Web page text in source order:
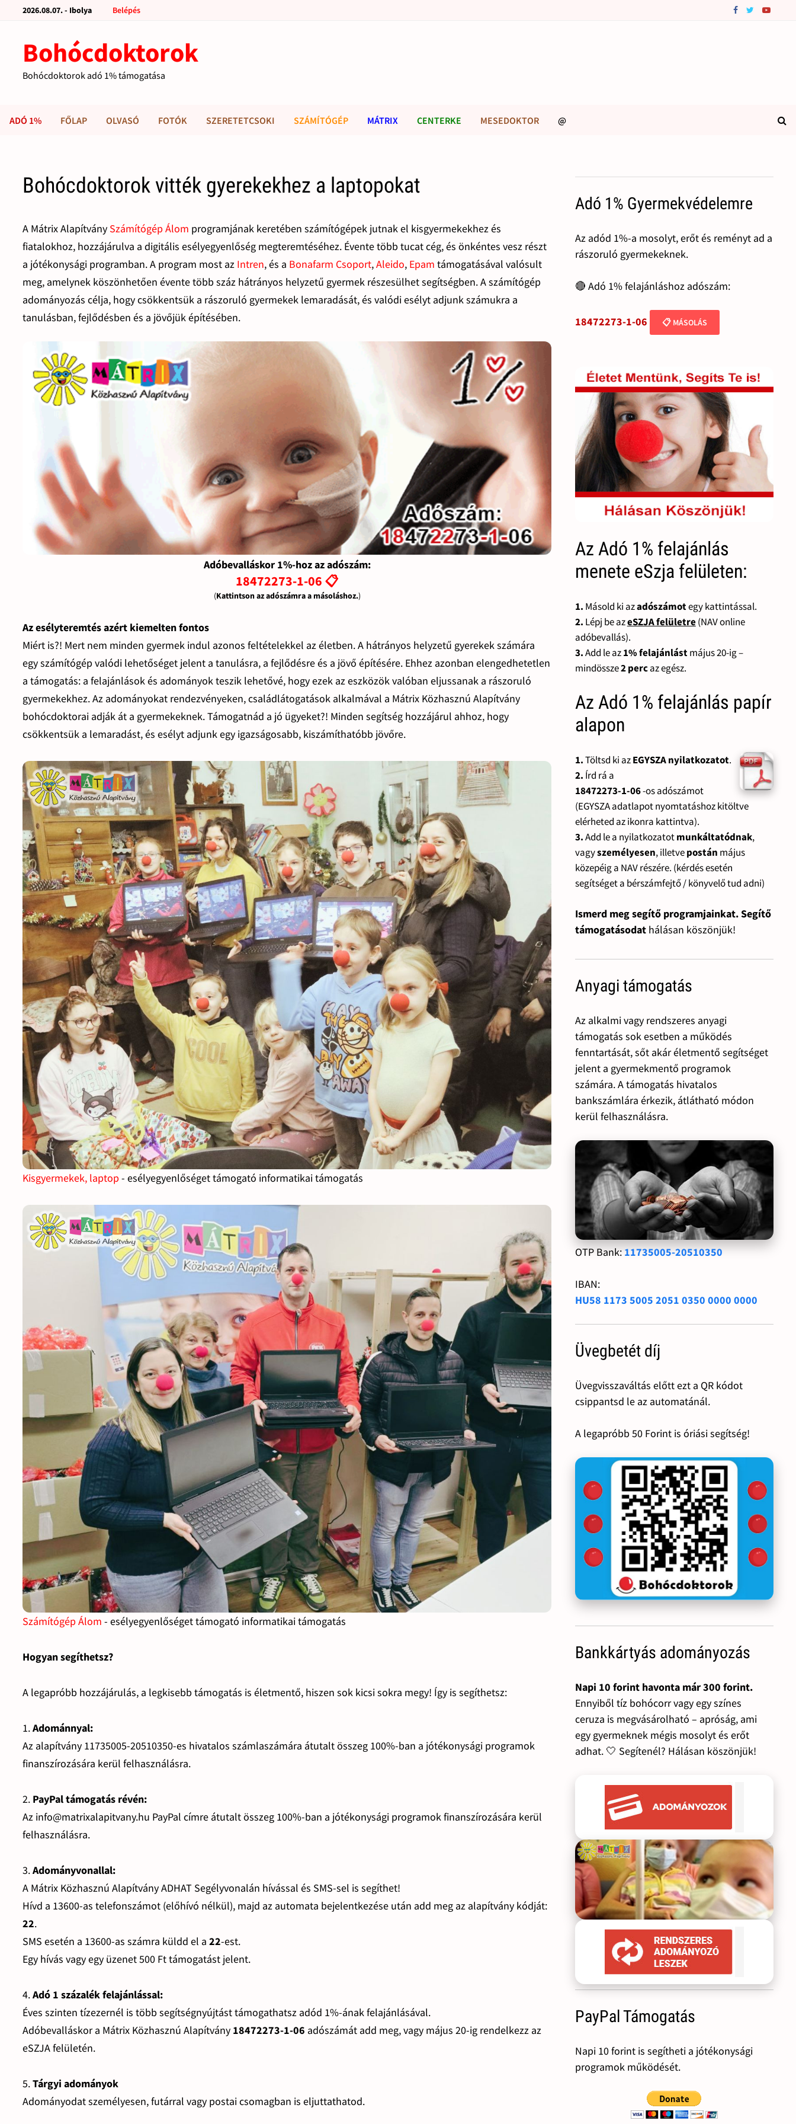
2026.08.07. - Ibolya Belépés
Bohócdoktorok
Bohócdoktorok adó 1% támogatása
ADÓ 1% FŐLAP OLVASÓ FOTÓK SZERETETCSOKI SZÁMÍTÓGÉP MÁTRIX CENTERKE MESEDOKTOR @
Bohócdoktorok vitték gyerekekhez a laptopokat
A Mátrix Alapítvány Számítógép Álom programjának keretében számítógépek jutnak el kisgyermekekhez és
fiatalokhoz, hozzájárulva a digitális esélyegyenlőség megteremtéséhez. Évente több tucat cég, és önkéntes vesz részt
a jótékonysági programban. A program most az Intren, és a Bonafarm Csoport,Aleido, Epam támogatásával valósult
meg, amelynek köszönhetően évente több száz hátrányos helyzetű gyermek részesülhet segítségben. A számítógép
adományozás célja, hogy csökkentsük a rászoruló gyermekek lemaradását, és valódi esélyt adjunk számukra a
tanulásban, fejlődésben és a jövőjük építésében.
Adóbevalláskor 1%-hoz az adószám:
18472273-1-06 📋
(Kattintson az adószámra a másoláshoz.)
Az esélyteremtés azért kiemelten fontos
Miért is?! Mert nem minden gyermek indul azonos feltételekkel az életben. A hátrányos helyzetű gyerekek számára
egy számítógép valódi lehetőséget jelent a tanulásra, a fejlődésre és a jövő építésére. Ehhez azonban elengedhetetlen
a támogatás: a felajánlások és adományok teszik lehetővé, hogy ezek az eszközök valóban eljussanak a rászoruló
gyermekekhez. Az adományokat rendezvényeken, családlátogatások alkalmával a Mátrix Közhasznú Alapítvány
bohócdoktorai adják át a gyermekeknek. Támogatnád a jó ügyeket?! Minden segítség hozzájárul ahhoz, hogy
csökkentsük a lemaradást, és esélyt adjunk egy igazságosabb, kiszámíthatóbb jövőre.
Kisgyermekek, laptop- esélyegyenlőséget támogató informatikai támogatás
Számítógép Álom - esélyegyenlőséget támogató informatikai támogatás
Hogyan segíthetsz?
A legapróbb hozzájárulás, a legkisebb támogatás is életmentő, hiszen sok kicsi sokra megy! Így is segíthetsz:
1.Adománnyal:
Az alapítvány 11735005-20510350-es hivatalos számlaszámára átutalt összeg 100%-ban a jótékonysági programok
finanszírozására kerül felhasználásra.
2. PayPal támogatás révén:
Az info@matrixalapitvany.hu PayPal címre átutalt összeg 100%-ban a jótékonysági programok finanszírozására kerül
felhasználásra.
3.Adományvonallal:
A Mátrix Közhasznú Alapítvány ADHAT Segélyvonalán hívással és SMS-sel is segíthet!
Hívd a 13600-as telefonszámot (előhívó nélkül), majd az automata bejelentkezése után add meg az alapítvány kódját:
22.
SMS esetén a 13600-as számra küldd el a22-est.
Egy hívás vagy egy üzenet 500 Ft támogatást jelent.
4.Adó 1 százalék felajánlással:
Éves szinten tízezernél is több segítségnyújtást támogathatsz adód 1%-ának felajánlásával.
Adóbevalláskor a Mátrix Közhasznú Alapítvány 18472273-1-06 adószámát add meg, vagy május 20-ig rendelkezz az
eSZJA felületén.
5.Tárgyi adományok
Adományodat személyesen, futárral vagy postai csomagban is eljuttathatod.
Adó 1% Gyermekvédelemre
Az adód 1%-a mosolyt, erőt és reményt ad a
rászoruló gyermekeknek.
🔴 Adó 1% felajánláshoz adószám:
18472273-1-06 📋 MÁSOLÁS
Az Adó 1% felajánlás
menete eSzja felületen:
1. Másold ki azadószámotegy kattintással.
2. Lépj be azeSZJA felületre(NAV online
adóbevallás).
3.Add le az1% felajánlástmájus 20-ig –
mindössze2 percaz egész.
Az Adó 1% felajánlás papír
alapon
1.Töltsd ki azEGYSZA nyilatkozatot.
2. Írd rá a
18472273-1-06-os adószámot
(EGYSZA adatlapot nyomtatáshoz kitöltve
elérheted az ikonra kattintva).
3.Add le a nyilatkozatotmunkáltatódnak,
vagyszemélyesen, illetvepostán május
közepéig a NAV részére. (kérdés esetén
segítséget a bérszámfejtő / könyvelő tud adni)
Ismerd meg segítő programjainkat. Segítő
támogatásodat hálásan köszönjük!
Anyagi támogatás
Az alkalmi vagy rendszeres anyagi
támogatás sok esetben a működés
fenntartását, sőt akár életmentő segítséget
jelent a gyermekmentő programok
számára. A támogatás hivatalos
bankszámlára érkezik, átlátható módon
kerül felhasználásra.
OTP Bank: 11735005-20510350
IBAN:
HU58 1173 5005 2051 0350 0000 0000
Üvegbetét díj
Üvegvisszaváltás előtt ezt a QR kódot
csippantsd le az automatánál.
A legapróbb 50 Forint is óriási segítség!
Bankkártyás adományozás
Napi 10 forint havonta már 300 forint.
Ennyiből tíz bohócorr vagy egy színes
ceruza is megvásárolható – apróság, ami
egy gyermeknek mégis mosolyt és erőt
adhat. 🤍 Segítenél? Hálásan köszönjük!
PayPal Támogatás
Napi 10 forint is segítheti a jótékonysági
programok működését.